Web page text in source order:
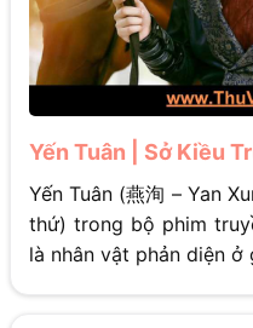
Yến Tuân | Sở Kiều
Yến Tuân (燕洵 – Yan
thứ) trong bộ phim
là nhân vật phản diện ở